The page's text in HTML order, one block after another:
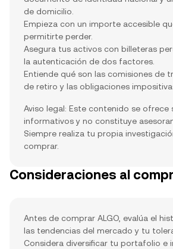
de domicilio.
Empieza con un importe accesible
permitirte perder.
Asegura tus activos con billeteras
la autenticación de dos factores.
Entiende qué son las comisiones de
de retiro y las obligaciones
Aviso legal: Este contenido se ofrece
informativos y no constituye
Siempre realiza tu propia
comprar.
Consideraciones al
Antes de comprar ALGO, evalúa el
las tendencias del mercado y tu
Considera diversificar tu portafolio e